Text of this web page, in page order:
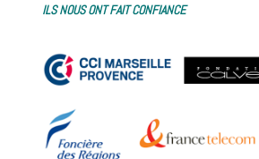
ILS NOUS ONT FAIT CONFIANCE